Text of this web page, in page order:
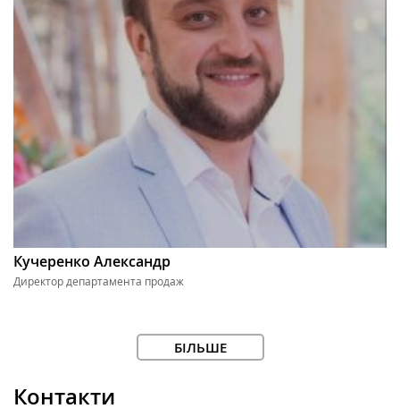
Кучеренко Александр
Директор департамента продаж
БІЛЬШЕ
Контакти